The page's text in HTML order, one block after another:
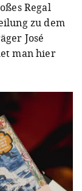
Regal
zu dem
José
man hier